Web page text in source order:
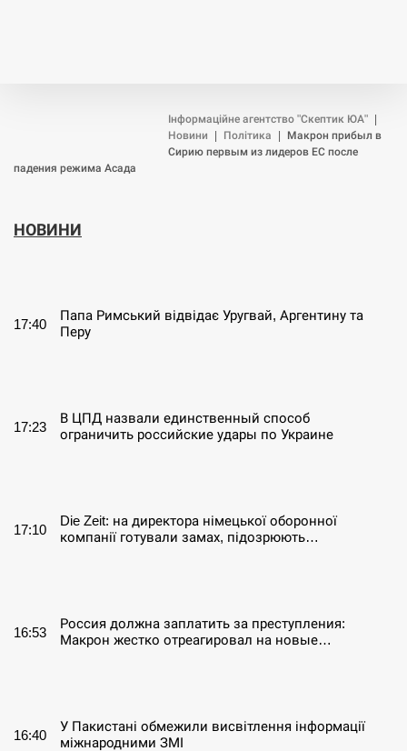
Інформаційне агентство "Скептик ЮА"
Новини
Політика
Макрон прибыл в
Сирию первым из лидеров ЕС после
падения режима Асада
НОВИНИ
17:40
Папа Римський відвідає Уругвай, Аргентину та
Перу
17:23
В ЦПД назвали единственный способ
ограничить российские удары по Украине
17:10
Die Zeit: на директора німецької оборонної
компанії готували замах, підозрюють…
16:53
Россия должна заплатить за преступления:
Макрон жестко отреагировал на новые…
16:40
У Пакистані обмежили висвітлення інформації
міжнародними ЗМІ